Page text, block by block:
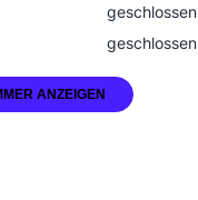
geschlossen
geschlossen
ANZEIGEN